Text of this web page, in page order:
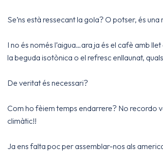
Se’ns està ressecant la gola? O potser, és
I no és només l’aigua…ara ja és el cafè amb
la beguda isotònica o el refresc enllaunat,
De veritat és necessari?
Com ho fèiem temps endarrere? No recordo
climàtic!!
Ja ens falta poc per assemblar-nos als